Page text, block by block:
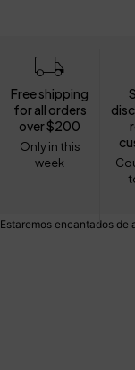
Free shipping
for all orders
over $200
Only in this
week
Estaremos encantados de